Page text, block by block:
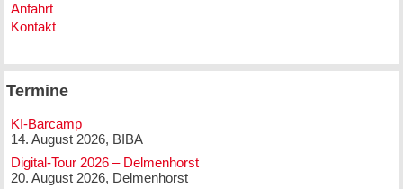
Anfahrt
Kontakt
Termine
KI-Barcamp
14. August 2026, BIBA
Digital-Tour 2026 – Delmenhorst
20. August 2026, Delmenhorst